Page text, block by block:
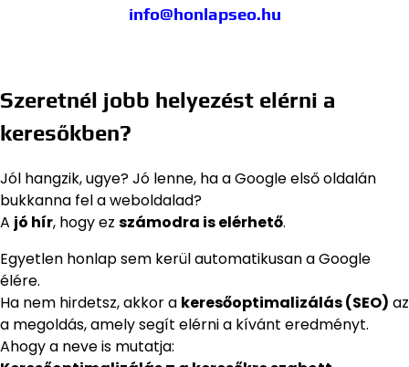
info@honlapseo.hu
Szeretnél jobb helyezést elérni a
keresőkben?
Jól hangzik, ugye? Jó lenne, ha a Google első oldalán
bukkanna fel a weboldalad?
A jó hír, hogy ez számodra is elérhető.
Egyetlen honlap sem kerül automatikusan a Google
élére.
Ha nem hirdetsz, akkor a keresőoptimalizálás (SEO) az
a megoldás, amely segít elérni a kívánt eredményt.
Ahogy a neve is mutatja: